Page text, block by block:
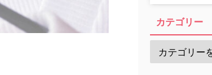
カテゴリー